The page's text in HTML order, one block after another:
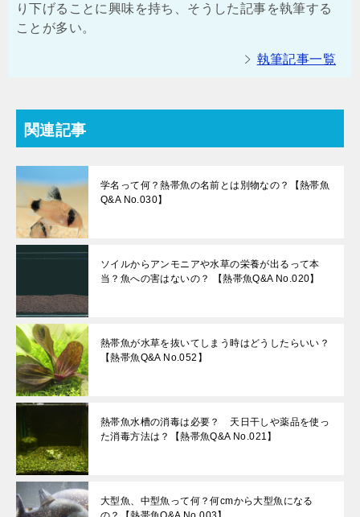
り下げることに興味を持ち、そうした記事を執筆する
ことが多い。
執筆記事一覧
関連記事
学名って何？熱帯魚の名前とは別物なの？【熱帯魚
Q&A No.030】
ソイルからアンモニアや水草の栄養が出るって本
当？魚への害はないの？ 【熱帯魚Q&A No.020】
熱帯魚が水草を抜いてしまう時はどうしたらいい？
【熱帯魚Q&A No.052】
熱帯魚水槽の消毒は必要？ 天日干しや薬品を使っ
た消毒方法は？【熱帯魚Q&A No.021】
大型魚、中型魚って何？何cmから大型魚になる